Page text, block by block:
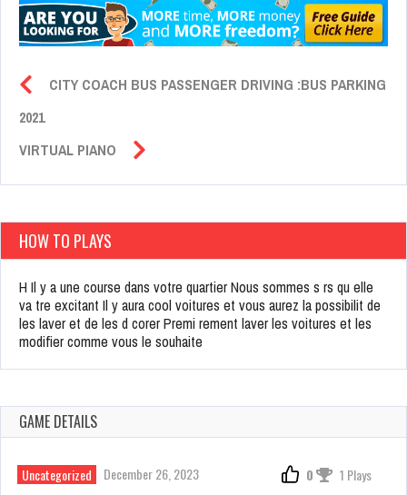
CITY COACH BUS PASSENGER DRIVING :BUS PARKING
2021
VIRTUAL PIANO
HOW TO PLAYS
H Il y a une course dans votre quartier Nous sommes s rs qu elle
va tre excitant Il y aura cool voitures et vous aurez la possibilit de
les laver et de les d corer Premi rement laver les voitures et les
modifier comme vous le souhaite
GAME DETAILS
Uncategorized December 26, 2023 0 1 Plays